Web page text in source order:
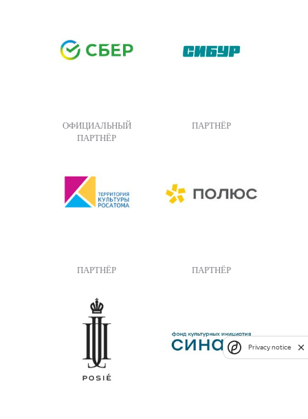
ОФИЦИАЛЬНЫЙ
ПАРТНЁР
ПАРТНЁР
ПАРТНЁР ПАРТНЁР
Privacy notice